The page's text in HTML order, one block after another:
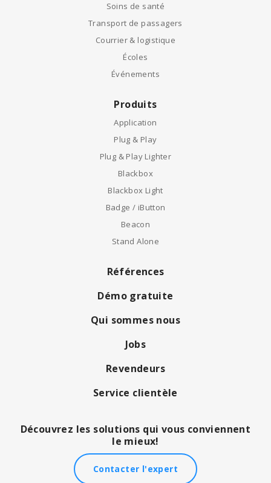
Soins de santé
Transport de passagers
Courrier & logistique
Écoles
Événements
Produits
Application
Plug & Play
Plug & Play Lighter
Blackbox
Blackbox Light
Badge / iButton
Beacon
Stand Alone
Références
Démo gratuite
Qui sommes nous
Jobs
Revendeurs
Service clientèle
Découvrez les solutions qui vous conviennent
le mieux!
Contacter l'expert